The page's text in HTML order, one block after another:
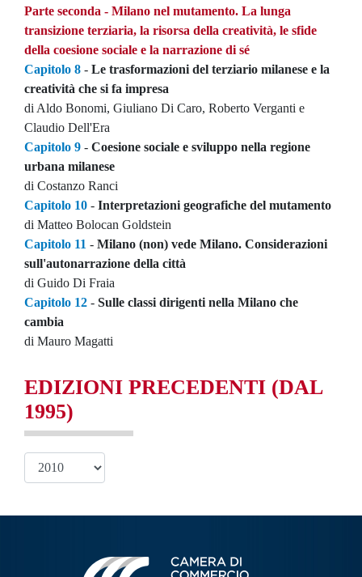
Parte seconda - Milano nel mutamento. La lunga
transizione terziaria, la risorsa della creatività, le sfide
della coesione sociale e la narrazione di sé
Capitolo 8 - Le trasformazioni del terziario milanese e la
creatività che si fa impresa
di Aldo Bonomi, Giuliano Di Caro, Roberto Verganti e
Claudio Dell'Era
Capitolo 9 - Coesione sociale e sviluppo nella regione
urbana milanese
di Costanzo Ranci
Capitolo 10 - Interpretazioni geografiche del mutamento
di Matteo Bolocan Goldstein
Capitolo 11 - Milano (non) vede Milano. Considerazioni
sull'autonarrazione della città
di Guido Di Fraia
Capitolo 12 - Sulle classi dirigenti nella Milano che
cambia
di Mauro Magatti
EDIZIONI PRECEDENTI (DAL
1995)